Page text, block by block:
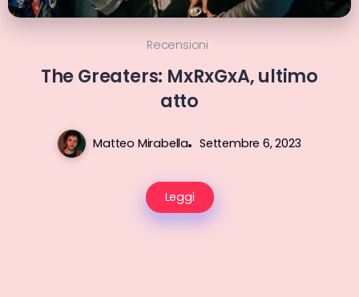
Recensioni
The Greaters: MxRxGxA, ultimo
atto
Matteo Mirabella Settembre 6, 2023
Leggi